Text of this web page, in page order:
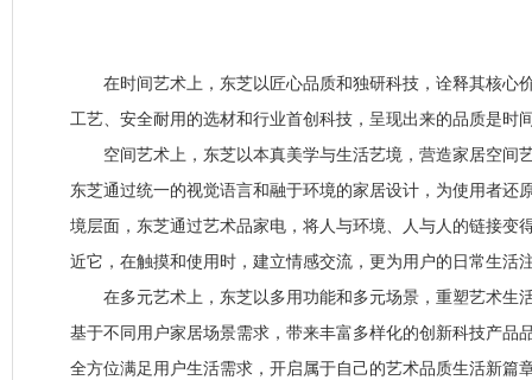
在时间艺术上，东芝以匠心品质和独研科技，诠释其核心
工艺、安全耐用的选材和行业首创科技，呈现出来的品质是时
空间艺术上，东芝以本真美学与生活艺境，营造家居空间
东芝通过统一的视觉语言和融于环境的家居设计，为使用者还
境层面，东芝通过艺术品家电，将人与环境、人与人的链接变
近它，在触摸和使用时，建立情感交流，更为用户的日常生活
在多元艺术上，东芝以多用功能和多元场景，重塑艺术生
基于不同用户家居场景需求，带来丰富多样化的创新科技产品
全方位满足用户生活需求，开启属于自己的艺术品质生活新篇